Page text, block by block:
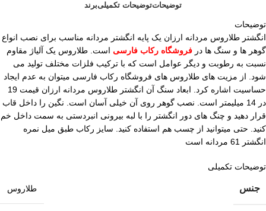
توضیحاتتوضیحات تکمیلیبرند
توضیحات
انگشتر طلاروس مردانه ارزان یک پایه انگشتر مردانه مناسب برای نصب انواع
گوهر ها و سنگ ها در فروشگاه رکاب فارسی است. طلاروس یک آلیاژ مقاوم
نسبت به رطوبت و دیگر عوامل است که با ترکیب فلزات مختلف تولید می
شود. از مزیت های طلاروس های فروشگاه رکاب فارسی میتوان به عدم ایجاد
حساسیت اشاره کرد. ابعاد سنگ آن انگشتر طلاروس مردانه ارزان قیمت 19
در 14 میلیمتر است. نصب گوهر روی آن خیلی آسان است. نگین را داخل قاب
قرار دهید و چنگ های دور انگشتر را با لبه بیرونی انبردستی به سمت داخل خم
کنید. حتی میتوانید از چسب هم استفاده کنید. سایز رکاب طبق میل نمره
انگشتر 61 مردانه است
توضیحات تکمیلی
جنس طلاروس